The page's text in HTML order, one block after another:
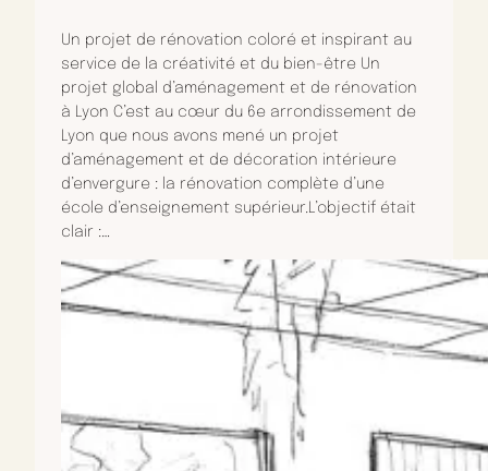
Un projet de rénovation coloré et inspirant au
service de la créativité et du bien-être Un
projet global d’aménagement et de rénovation
à Lyon C’est au cœur du 6e arrondissement de
Lyon que nous avons mené un projet
d’aménagement et de décoration intérieure
d’envergure : la rénovation complète d’une
école d’enseignement supérieur.L’objectif était
clair :…